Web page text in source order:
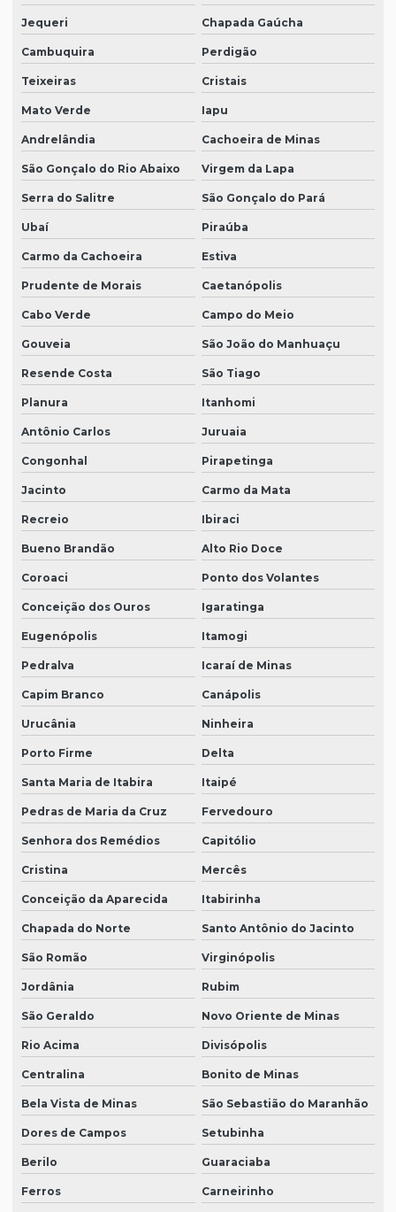
Jequeri Chapada Gaúcha
Cambuquira Perdigão
Teixeiras Cristais
Mato Verde Iapu
Andrelândia Cachoeira de Minas
São Gonçalo do Rio Abaixo Virgem da Lapa
Serra do Salitre São Gonçalo do Pará
Ubaí Piraúba
Carmo da Cachoeira Estiva
Prudente de Morais Caetanópolis
Cabo Verde Campo do Meio
Gouveia São João do Manhuaçu
Resende Costa São Tiago
Planura Itanhomi
Antônio Carlos Juruaia
Congonhal Pirapetinga
Jacinto Carmo da Mata
Recreio Ibiraci
Bueno Brandão Alto Rio Doce
Coroaci Ponto dos Volantes
Conceição dos Ouros Igaratinga
Eugenópolis Itamogi
Pedralva Icaraí de Minas
Capim Branco Canápolis
Urucânia Ninheira
Porto Firme Delta
Santa Maria de Itabira Itaipé
Pedras de Maria da Cruz Fervedouro
Senhora dos Remédios Capitólio
Cristina Mercês
Conceição da Aparecida Itabirinha
Chapada do Norte Santo Antônio do Jacinto
São Romão Virginópolis
Jordânia Rubim
São Geraldo Novo Oriente de Minas
Rio Acima Divisópolis
Centralina Bonito de Minas
Bela Vista de Minas São Sebastião do Maranhão
Dores de Campos Setubinha
Berilo Guaraciaba
Ferros Carneirinho